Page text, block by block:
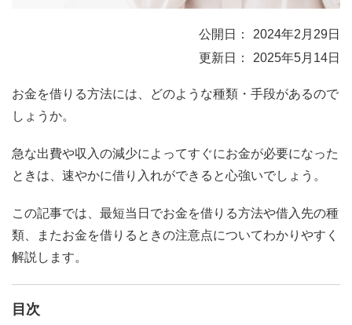
2024年2月29日
2025年5月14日
お金を借りる方法には、どのような種類・手段があるので
しょうか。
急な出費や収入の減少によってすぐにお金が必要になった
ときは、速やかに借り入れができると心強いでしょう。
この記事では、最短当日でお金を借りる方法や借入先の種
類、またお金を借りるときの注意点についてわかりやすく
解説します。
目次